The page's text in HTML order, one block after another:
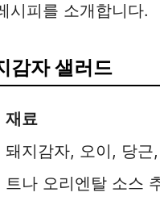
시피를 소개합니다.
감자 샐러드
재료
돼지감자, 오이, 당근
트나 오리엔탈 소스